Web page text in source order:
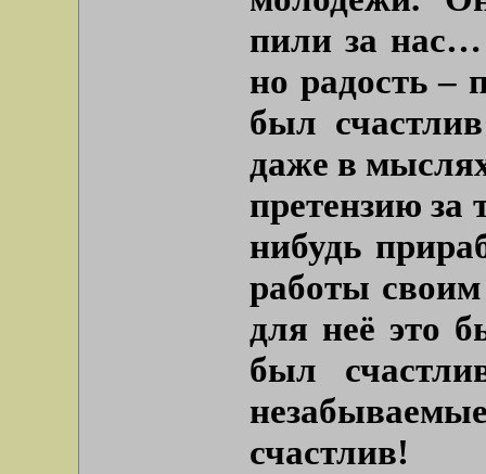
пили за
но радость –
был
даже в
претензию за
нибудь
работы своим
для неё это
был
счастлив!